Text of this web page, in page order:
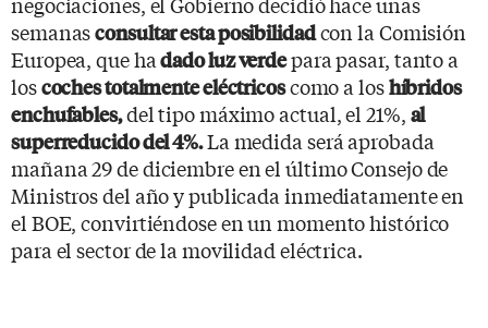
semanasconsultar esta posibilidadcon la Comisión
Europea, que hadado luz verdepara pasar, tanto a
loscoches totalmente eléctricoscomo a loshíbridos
enchufables,del tipo máximo actual, el 21%, al
superreducido del 4%.La medida será aprobada
mañana 29 de diciembre en el último Consejo de
Ministros del año y publicada inmediatamente en
el BOE, convirtiéndose en un momento histórico
para el sector de la movilidad eléctrica.